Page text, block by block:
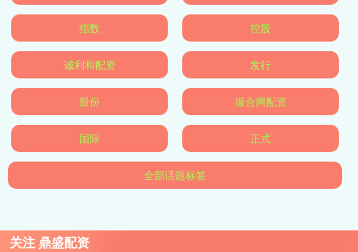
指数 控股
诚利和配资 发行
股份 撮合网配资
国际 正式
全部话题标签
关注 鼎盛配资